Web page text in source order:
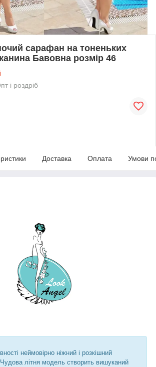
сарафан на тоненьких
Бавовна розмір 46
і роздріб
Доставка Оплата Умови
неймовірно ніжний і розкішний
літня модель створить вишуканий